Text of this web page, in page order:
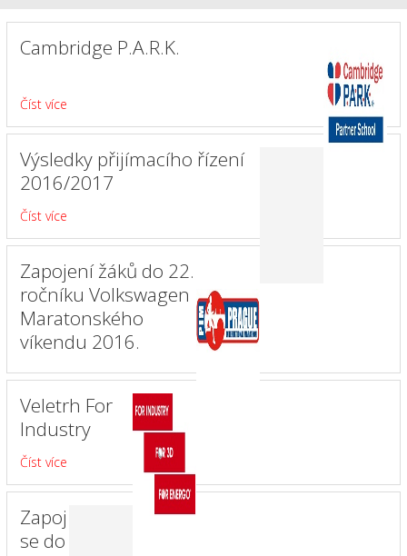
Cambridge P.A.R.K.
Číst více
Výsledky přijímacího řízení
2016/2017
Číst více
Zapojení žáků do 22.
ročníku Volkswagen
Maratonského
víkendu 2016.
Veletrh For
Industry
Číst více
Zapoj
se do